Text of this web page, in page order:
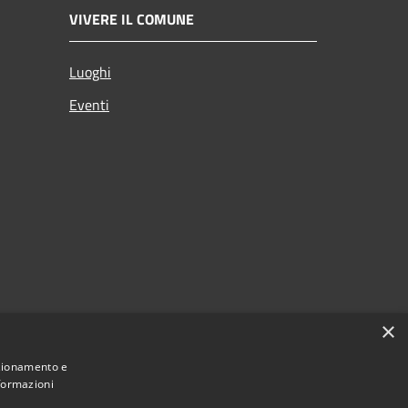
VIVERE IL COMUNE
Luoghi
Eventi
×
e